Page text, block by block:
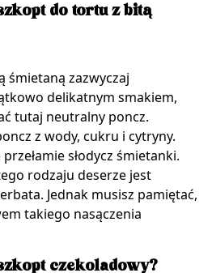
do tortu z bitą
śmietaną zazwyczaj
delikatnym smakiem,
tutaj neutralny poncz.
z wody, cukru i cytryny.
słodycz śmietanki.
rodzaju deserze jest
Jednak musisz pamiętać,
takiego nasączenia
czekoladowy?